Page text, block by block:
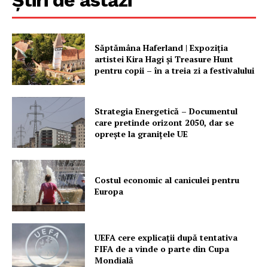
Săptămâna Haferland | Expoziţia
artistei Kira Hagi şi Treasure Hunt
pentru copii – în a treia zi a festivalului
Strategia Energetică – Documentul
care pretinde orizont 2050, dar se
oprește la granițele UE
Costul economic al caniculei pentru
Europa
UEFA cere explicații după tentativa
FIFA de a vinde o parte din Cupa
Mondială